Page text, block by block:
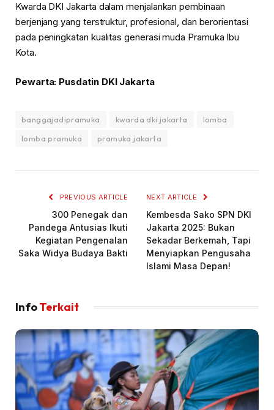
Kwarda DKI Jakarta dalam menjalankan pembinaan
berjenjang yang terstruktur, profesional, dan berorientasi
pada peningkatan kualitas generasi muda Pramuka Ibu
Kota.
Pewarta: Pusdatin DKI Jakarta
banggajadipramuka kwarda dki jakarta
lomba
lomba pramuka
pramuka jakarta
PREVIOUS ARTICLE
300 Penegak dan
Pandega Antusias Ikuti
Kegiatan Pengenalan
Saka Widya Budaya Bakti
NEXT ARTICLE
Kembesda Sako SPN DKI
Jakarta 2025: Bukan
Sekadar Berkemah, Tapi
Menyiapkan Pengusaha
Islami Masa Depan!
InfoTerkait